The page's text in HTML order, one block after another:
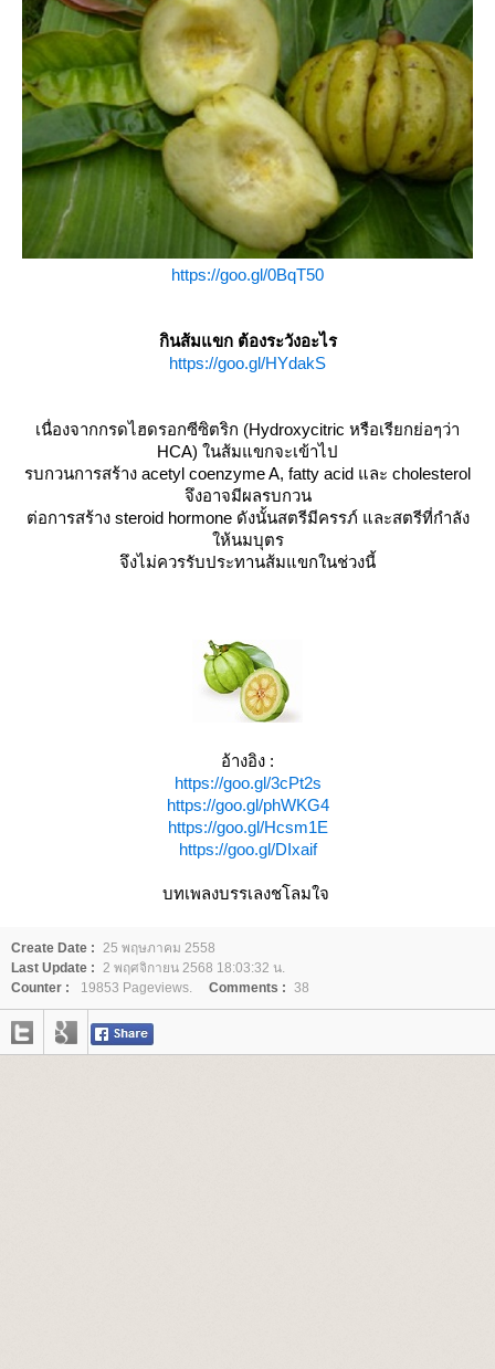
https://goo.gl/0BqT50
กินส้มแขก ต้องระวังอะไร
https://goo.gl/HYdakS
เนื่องจากกรดไฮดรอกซีซิตริก (Hydroxycitric หรือเรียกย่อๆว่า
HCA) ในส้มแขกจะเข้าไป
รบกวนการสร้าง acetyl coenzyme A, fatty acid และ cholesterol
จึงอาจมีผลรบกวน
ต่อการสร้าง steroid hormone ดังนั้นสตรีมีครรภ์ และสตรีที่กำลัง
ห้นมบุตร
จึงไม่ควรรับประทานส้มแขกในช่วงนี้
อ้างอิง :
https://goo.gl/3cPt2s
https://goo.gl/phWKG4
https://goo.gl/Hcsm1E
https://goo.gl/DIxaif
บทเพลงบรรเลงชโลมใจ
Create Date : 25 พฤษภาคม 2558
Last Update : 2 พฤศจิกายน 2568 18:03:32 น.
Counter :
19853 Pageviews. Comments : 38